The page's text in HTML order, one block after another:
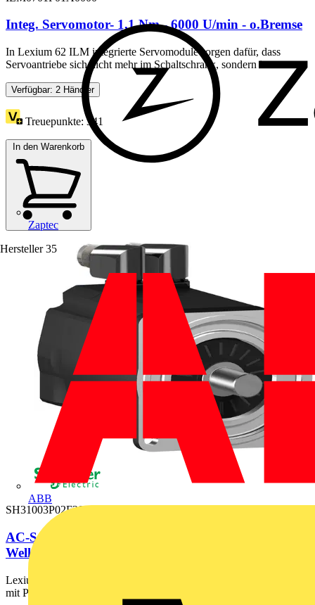
Zaptec
Hersteller 35
ABB
Integ. Servomotor- 1,1 Nm - 6000 U/min - o.Bremse
In Lexium 62 ILM integrierte Servomodule sorgen dafür, dass
Servoantriebe sich nicht mehr im Schaltschrank, sondern im...
Verfügbar: 2 Händler
Treuepunkte:341
In den Warenkorb
SH31003P02F2000
AC-Servomotor, 100mm, 8,0Nm, 3Stacks, glatte
Welle, SinCos Multiturn128,...
Lexium SH3 Servomotor für die motion-basierte Automatisierung
mit PacDrive 3. Diese Reihe an AC-Servomotoren weist ein...